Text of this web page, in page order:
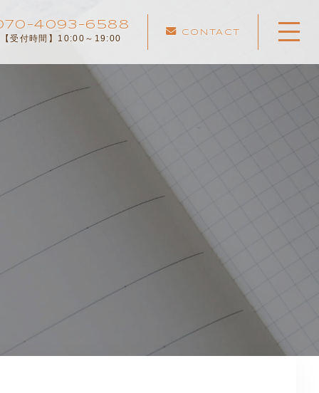
4093-6588
【受付時間】10:00～19:00
CONTACT
こころのひなたについて
カウンセリングルーム
カウンセリングの流れ
よくある質問
お知らせ
プライバシーポリシー